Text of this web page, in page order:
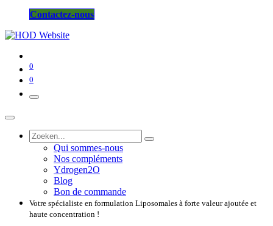
Contactez-nous
0
0
Qui sommes-nous
Nos compléments
Ydrogen2O
Blog
Bon de commande
Votre spécialiste en formulation Liposomales à forte valeur ajoutée et
haute concentration !